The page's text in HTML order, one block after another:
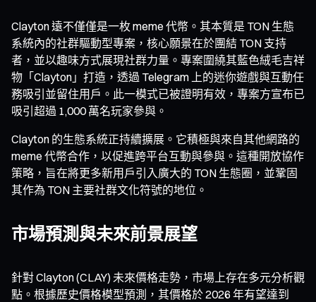
Clayton 遠不僅僅是一枚 meme 代幣。其本質是 TON 生態
系統內的社群驅動型專案，核心願景在於團結 TON 支持
者，並以趣味方式展現社群力量。專案圍繞其藍色絨毛吉祥
物「Clayton」打造，透過 Telegram 上的迷你遊戲與互動任
務吸引並留住用戶。此一模式已被證明有效，專案方宣布已
吸引超過 1,000 萬名玩家參與。
Clayton 的生態系統正持續擴展。它積極與來自其他網路的
meme 代幣合作，以促進跨平台互動與參與。這種開放協作
策略，旨在將更多新用戶引入廣大的 TON 生態圈，並鞏固
其作為 TON 主要社群文化符號的地位。
市場預測與未來前景展望
針對 Clayton (CLAY) 未來價格走勢，市場上存在多元分析觀
點。根據歷史價格模型預測，其價格於 2026 年有望達到